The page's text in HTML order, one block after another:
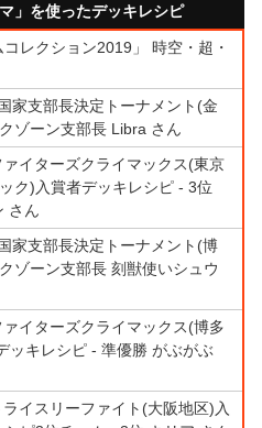
」を使ったデッキレシピ
コレクション2019」 時空・超・
家支部長決定トーナメント(金
ゾーン支部長 Libra さん
イターズクライマックス(東京
ク)入賞者デッキレシピ - 3位
さん
家支部長決定トーナメント(博
ゾーン支部長 刻獣使いシュウ
イターズクライマックス(博多
ッキレシピ - 準優勝 がぶがぶ
イスリーファイト(大阪地区)入